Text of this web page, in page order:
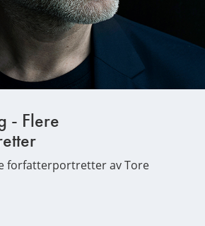
- Flere
forfatterportretter av Tore